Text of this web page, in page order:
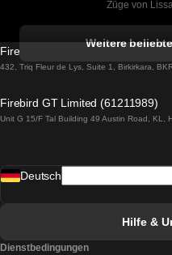
Züge von
Züge von
Züge von
Weitere
Firebird GT Limited (OC 1451)
432, Triq Fleur de Lys, Suite 1, Birkirkara,
Firebird GT Limited (61211989)
Unit G 15/F Tal Building 49 Austin Road, KL,
Deutsch
Hilfe &
Dienstbedingungen